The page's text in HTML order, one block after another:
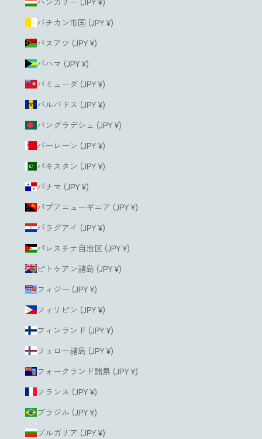
ハンガリー (JPY ¥)
バチカン市国 (JPY ¥)
バヌアツ (JPY ¥)
バハマ (JPY ¥)
バミューダ (JPY ¥)
バルバドス (JPY ¥)
バングラデシュ (JPY ¥)
バーレーン (JPY ¥)
パキスタン (JPY ¥)
パナマ (JPY ¥)
パプアニューギニア (JPY ¥)
パラグアイ (JPY ¥)
パレスチナ自治区 (JPY ¥)
ピトケアン諸島 (JPY ¥)
フィジー (JPY ¥)
フィリピン (JPY ¥)
フィンランド (JPY ¥)
フェロー諸島 (JPY ¥)
フォークランド諸島 (JPY ¥)
フランス (JPY ¥)
ブラジル (JPY ¥)
ブルガリア (JPY ¥)